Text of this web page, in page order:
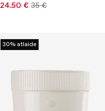
24.50 € 35 €
30% atlaide